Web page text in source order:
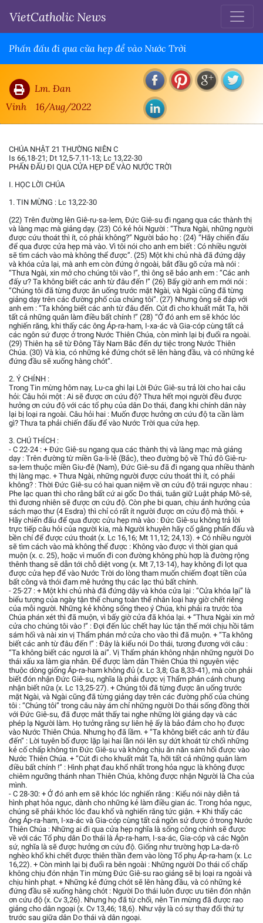
VietCatholic News
Phấn đấu đi qua cửa hẹp để vào Nước Trời
Lm. Đan
Vinh
16/Aug/2022
CHÚA NHẬT 21 THƯỜNG NIÊN C
Is 66,18-21; Dt 12,5-7.11-13; Lc 13,22-30
PHẤN ĐẤU ĐI QUA CỬA HẸP ĐỂ VÀO NƯỚC TRỜI
I. HỌC LỜI CHÚA
1. TIN MỪNG : Lc 13,22-30
(22) Trên đường lên Giê-ru-sa-lem, Đức Giê-su đi ngang qua các thành thị
và làng mạc mà giảng dạy. (23) Có kẻ hỏi Người : “Thưa Ngài, những người
được cứu thoát thì ít, có phải không?” Người bảo họ : (24) “Hãy chiến đấu
để qua được cửa hẹp mà vào. Vì tôi nói cho anh em biết : Có nhiều người
sẽ tìm cách vào mà không thể được”. (25) Một khi chủ nhà đã đứng dậy
và khóa cửa lại, mà anh em còn đứng ở ngoài, bắt đầu gõ cửa mà nói :
“Thưa Ngài, xin mở cho chúng tôi vào !”, thì ông sẽ bảo anh em : “Các anh
đấy ư? Ta không biết các anh từ đâu đến !” (26) Bấy giờ anh em mới nói :
“Chúng tôi đã từng được ăn uống trước mặt Ngài, và Ngài cũng đã từng
giảng dạy trên các đường phố của chúng tôi”. (27) Nhưng ông sẽ đáp với
anh em : “Ta không biết các anh từ đâu đến. Cút đi cho khuất mắt Ta, hỡi
tất cả những quân làm điều bất chính !” (28) “Ở đó anh em sẽ khóc lóc
nghiến răng, khi thấy các ông Áp-ra-ham, I-xa-ác và Gia-cóp cùng tất cả
các ngôn sứ được ở trong Nước Thiên Chúa, còn mình lại bị đuổi ra ngoài.
(29) Thiên hạ sẽ từ Đông Tây Nam Bắc đến dự tiệc trong Nước Thiên
Chúa. (30) Và kìa, có những kẻ đứng chót sẽ lên hàng đầu, và có những kẻ
đứng đầu sẽ xuống hàng chót”.
2. Ý CHÍNH :
Trong Tin mừng hôm nay, Lu-ca ghi lại Lời Đức Giê-su trả lời cho hai câu
hỏi: Câu hỏi một : Ai sẽ được ơn cứu độ? Thưa hết mọi người đều được
hưởng ơn cứu độ với các tổ phụ của dân Do thái, đang khi chính dân này
lại bị loại ra ngoài. Câu hỏi hai : Muốn được hưởng ơn cứu độ ta cần làm
gì? Thưa ta phải chiến đấu để vào Nước Trời qua cửa hẹp.
3. CHÚ THÍCH :
- C 22-24 : + Đức Giê-su ngang qua các thành thị và làng mạc mà giảng
dạy : Trên đường từ miền Ga-li-lê (Bắc), theo đường bộ về Thủ đô Giê-ru-
sa-lem thuộc miền Giu-đê (Nam), Đức Giê-su đã đi ngang qua nhiều thành
thị làng mạc. + Thưa Ngài, những người được cứu thoát thì ít, có phải
không? : Thời Đức Giê-su có hai quan niệm về ơn cứu độ trái ngược nhau :
Phe lạc quan thì cho rằng bất cứ ai gốc Do thái, tuân giữ Luật pháp Mô-sê,
thì đương nhiên sẽ được ơn cứu độ. Còn phe bi quan, chịu ảnh hưởng của
sách mạo thư (4 Esdra) thì chỉ có rất ít người được ơn cứu độ mà thôi. +
Hãy chiến đấu để qua được cửu hẹp mà vào : Đức Giê-su không trả lời
trực tiếp câu hỏi của người kia, mà Người khuyên hãy cố gắng phấn đấu và
bền chí để được cứu thoát (x. Lc 16,16; Mt 11,12; 24,13). + Có nhiều người
sẽ tìm cách vào mà không thể được : Không vào được vì thời gian quá
muộn (x. c. 25), hoặc vì muốn đi con đường không phù hợp là đường rộng
thênh thang sẽ dẫn tới chỗ diệt vong (x. Mt 7,13-14), hay không đi lọt qua
được cửa hẹp để vào Nước Trời do lòng tham muốn chiếm đoạt tiền của
bất công và thói đam mê hưởng thụ các lạc thú bất chính.
- 25-27 : + Một khi chủ nhà đã đứng dậy và khóa cửa lại : “Cửa khóa lại” là
biểu tượng của ngày tận thế chung toàn thể nhân loại hay giờ chết riêng
của mỗi người. Những kẻ không sống theo ý Chúa, khi phải ra trước tòa
Chúa phán xét thì đã muộn, vì bấy giờ cửa đã khóa lại. + “Thưa Ngài xin mở
cửa cho chúng tôi vào !” : Đợi đến lúc chết hay lúc tận thế mới chịu hồi tâm
sám hối và nài xin vị Thẩm phán mở cửa cho vào thì đã muộn. + “Ta không
biết các anh từ đâu đến !” : Đây là kiểu nói Do thái, tương đương với câu :
“Ta không biết các ngươi là ai”. Vị Thẩm phán không nhận những người Do
thái xấu xa làm gia nhân. Để được làm dân Thiên Chúa thì nguyên việc
thuộc dòng giống Áp-ra-ham không đủ (x. Lc 3,8; Ga 8,33-41), mà còn phải
biết đón nhận Đức Giê-su, nghĩa là phải được vị Thẩm phán cánh chung
nhận biết nữa (x. Lc 13,25-27). + Chúng tôi đã từng được ăn uống trước
mặt Ngài, và Ngài cũng đã từng giảng dạy trên các đường phố của chúng
tôi : “Chúng tôi” trong câu này ám chỉ những người Do thái sống đồng thời
với Đức Giê-su, đã được mắt thấy tai nghe những lời giảng dạy và các
phép lạ Người làm. Họ tưởng rằng sự liên hệ ấy là bảo đảm cho họ được
vào Nước Thiên Chúa. Nhưng họ đã lầm. + “Ta không biết các anh từ đâu
đến” : Lời tuyên bố được lặp lại hai lần nói lên sự dứt khoát từ chối những
kẻ cố chấp không tin Đức Giê-su và không chịu ăn năn sám hối được vào
Nước Thiên Chúa. + “Cút đi cho khuất mắt Ta, hỡi tất cả những quân làm
điều bất chính !” : Hình phạt đau khổ nhất trong hỏa ngục là không được
chiêm ngưỡng thánh nhan Thiên Chúa, không được nhận Người là Cha của
mình.
- C 28-30: + Ở đó anh em sẽ khóc lóc nghiến răng : Kiểu nói này diễn tả
hình phạt hỏa ngục, dành cho những kẻ làm điều gian ác. Trong hỏa ngục,
chúng sẽ phải khóc lóc đau khổ và nghiến răng tức giận. + Khi thấy các
ông Áp-ra-ham, I-xa-ác và Gia-cóp cùng tất cả ngôn sứ được ở trong Nước
Thiên Chúa : Những ai đi qua cửa hẹp nghĩa là sống công chính sẽ được
về với các Tổ phụ dân Do thái là Áp-ra-ham, I-sa-ác, Gia-cóp và các Ngôn
sứ, nghĩa là sẽ được hưởng ơn cứu độ. Giống như trường hợp La-da-rô
nghèo khổ khi chết được thiên thần đem vào lòng Tổ phụ Áp-ra-ham (x. Lc
16,22). + Còn mình lại bị đuổi ra bên ngoài : Những người Do thái cố chấp
không chịu đón nhận Tin mừng Đức Giê-su rao giảng sẽ bị loại ra ngoài và
chịu hình phạt. + Những kẻ đứng chót sẽ lên hàng đầu, và có những kẻ
đứng đầu sẽ xuống hàng chót : Người Do thái luôn được ưu tiên đón nhận
ơn cứu độ (x. Cv 3,26). Nhưng họ đã từ chối, nên Tin mừng đã được rao
giảng cho dân ngoại (x. Cv 13,46; 18,6). Như vậy là có sự thay đổi thứ tự
trước sau giữa dân Do thái và dân ngoại.